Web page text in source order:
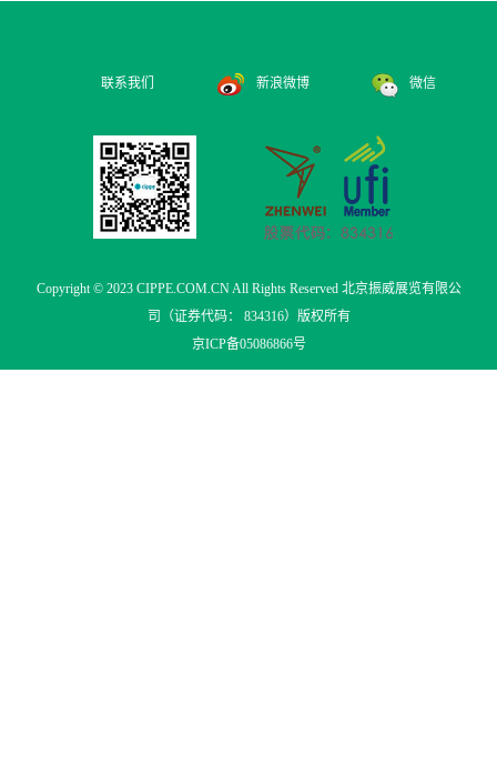
联系我们 新浪微博 微信
Copyright © 2023 CIPPE.COM.CN All Rights Reserved 北京振威展览有限公
司（证券代码： 834316）版权所有
京ICP备05086866号